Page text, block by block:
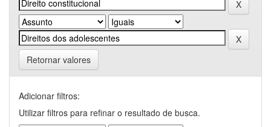
Retornar valores
Adicionar filtros:
Utilizar filtros para refinar o resultado de busca.